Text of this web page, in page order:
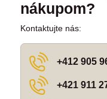
nákupom?
Kontaktujte nás:
+412 905
+421 911